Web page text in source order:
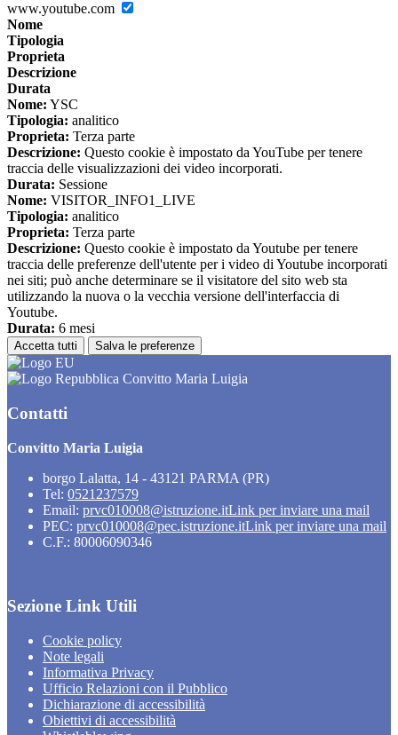
www.youtube.com
Nome
Tipologia
Proprieta
Descrizione
Durata
Nome: YSC
Tipologia: analitico
Proprieta: Terza parte
Descrizione: Questo cookie è impostato da YouTube per tenere
traccia delle visualizzazioni dei video incorporati.
Durata: Sessione
Nome: VISITOR_INFO1_LIVE
Tipologia: analitico
Proprieta: Terza parte
Descrizione: Questo cookie è impostato da Youtube per tenere
traccia delle preferenze dell'utente per i video di Youtube incorporati
nei siti; può anche determinare se il visitatore del sito web sta
utilizzando la nuova o la vecchia versione dell'interfaccia di
Youtube.
Durata: 6 mesi
Accetta tutti Salva le preferenze
Convitto Maria Luigia
Contatti
Convitto Maria Luigia
borgo Lalatta, 14 - 43121 PARMA (PR)
Tel: 0521237579
Email: prvc010008@istruzione.itLink per inviare una mail
PEC: prvc010008@pec.istruzione.itLink per inviare una mail
C.F.: 80006090346
Sezione Link Utili
Cookie policy
Note legali
Informativa Privacy
Ufficio Relazioni con il Pubblico
Dichiarazione di accessibilità
Obiettivi di accessibilità